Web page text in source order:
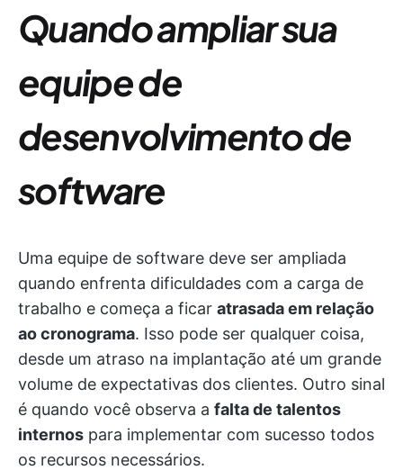
Quando ampliar sua
equipe de
desenvolvimento de
software
Uma equipe de software deve ser ampliada
quando enfrenta dificuldades com a carga de
trabalho e começa a ficar atrasada em relação
ao cronograma. Isso pode ser qualquer coisa,
desde um atraso na implantação até um grande
volume de expectativas dos clientes. Outro sinal
é quando você observa a falta de talentos
internos para implementar com sucesso todos
os recursos necessários.